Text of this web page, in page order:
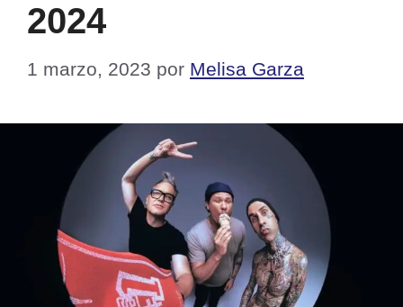
2024
1 marzo, 2023 por Melisa Garza